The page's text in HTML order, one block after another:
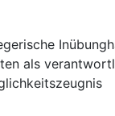
als